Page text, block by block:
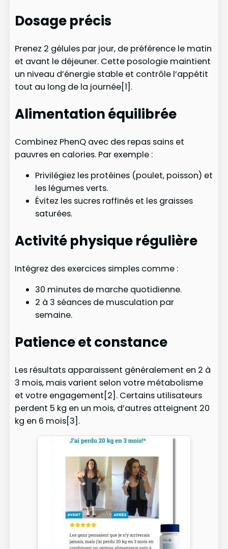
Dosage précis
Prenez 2 gélules par jour, de préférence le matin
et avant le déjeuner. Cette posologie maintient
un niveau d’énergie stable et contrôle l’appétit
tout au long de la journée[1].
Alimentation équilibrée
Combinez PhenQ avec des repas sains et
pauvres en calories. Par exemple :
Privilégiez les protéines (poulet, poisson) et
les légumes verts.
Évitez les sucres raffinés et les graisses
saturées.
Activité physique régulière
Intégrez des exercices simples comme :
30 minutes de marche quotidienne.
2 à 3 séances de musculation par
semaine.
Patience et constance
Les résultats apparaissent généralement en 2 à
3 mois, mais varient selon votre métabolisme
et votre engagement[2]. Certains utilisateurs
perdent 5 kg en un mois, d’autres atteignent 20
kg en 6 mois[3].